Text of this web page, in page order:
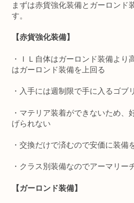
まずは赤貨強化装備とガーロンド
す。
【赤貨強化装備】
・ＩＬ自体はガーロンド装備より
はガーロンド装備を上回る
・入手には週制限で手に入るゴブ
・マテリア装着ができないため、
げられない
・交換だけで済むので安価に装備
・クラス別装備なのでアーマリー
【ガーロンド装備】